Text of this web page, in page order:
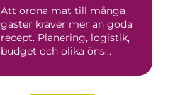
Att ordna mat till många
gäster kräver mer än goda
recept. Planering, logistik,
budget och olika öns...